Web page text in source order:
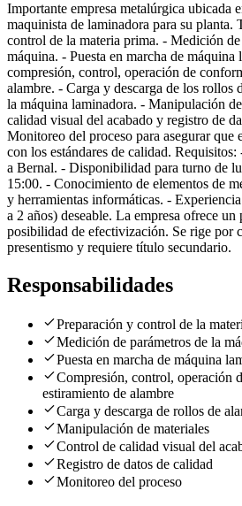
Importante empresa metalúrgica ubicada
maquinista de laminadora para su planta.
control de la materia prima. - Medición de
máquina. - Puesta en marcha de máquina
compresión, control, operación de
alambre. - Carga y descarga de los rollos
la máquina laminadora. - Manipulación
calidad visual del acabado y registro de
Monitoreo del proceso para asegurar que
con los estándares de calidad.
a Bernal. - Disponibilidad para turno de
15:00. - Conocimiento de elementos de
y herramientas informáticas. -
a 2 años) deseable. La empresa ofrece un
posibilidad de efectivización. Se rige por
presentismo y requiere título secundario.
Responsabilidades
Preparación y control de la
Medición de parámetros de la
Puesta en marcha de máquina
Compresión, control, operación
estiramiento de alambre
Carga y descarga de rollos de
Manipulación de materiales
Control de calidad visual del
Registro de datos de calidad
Monitoreo del proceso